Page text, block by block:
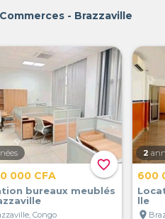
- Brazzaville
favorite_border
000 CFA
bureaux meublés
Congo
2
600
lle
location_on